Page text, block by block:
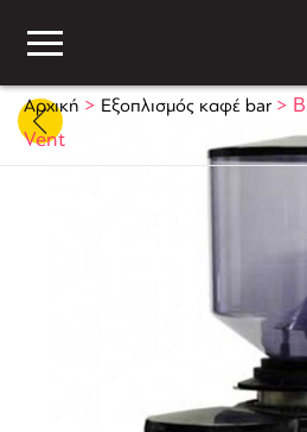
Αρχική > Εξοπλισμός καφέ bar>
Vent